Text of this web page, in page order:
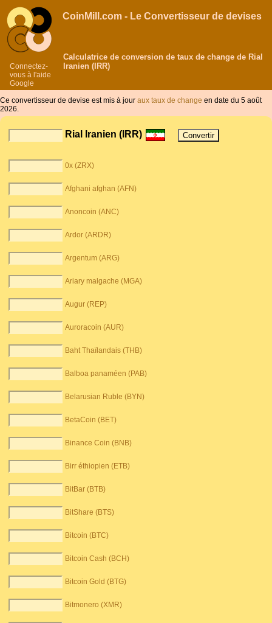
Connectez-
vous à l'aide
Google
CoinMill.com - Le Convertisseur de devises
Calculatrice de conversion de taux de change de Rial
Iranien (IRR)
Ce convertisseur de devise est mis à jour aux taux de change en date du 5 août
2026.
Rial Iranien (IRR)
0x (ZRX)
Afghani afghan (AFN)
Anoncoin (ANC)
Ardor (ARDR)
Argentum (ARG)
Ariary malgache (MGA)
Augur (REP)
Auroracoin (AUR)
Baht Thaïlandais (THB)
Balboa panaméen (PAB)
Belarusian Ruble (BYN)
BetaCoin (BET)
Binance Coin (BNB)
Birr éthiopien (ETB)
BitBar (BTB)
BitShare (BTS)
Bitcoin (BTC)
Bitcoin Cash (BCH)
Bitcoin Gold (BTG)
Bitmonero (XMR)